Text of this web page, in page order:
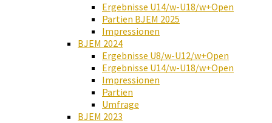
Ergebnisse U14/w-U18/w+Open
Partien BJEM 2025
Impressionen
BJEM 2024
Ergebnisse U8/w-U12/w+Open
Ergebnisse U14/w-U18/w+Open
Impressionen
Partien
Umfrage
BJEM 2023